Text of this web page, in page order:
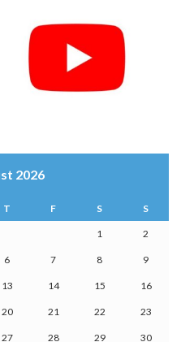
2026
T F S S
1 2
6 7 8 9
13 14 15 16
20 21 22 23
27 28 29 30